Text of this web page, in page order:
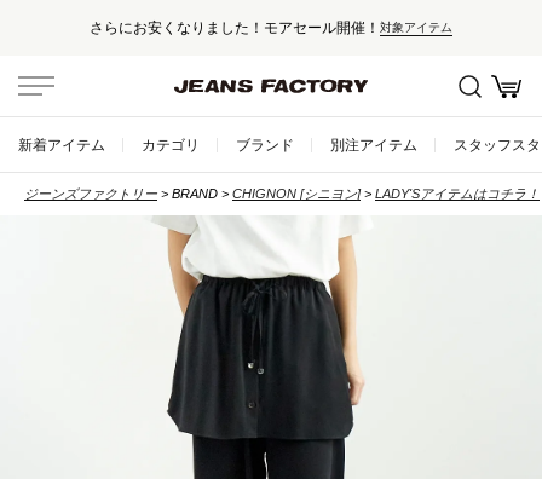
さらにお安くなりました！モアセール開催！ 対象アイテム
新着アイテム カテゴリ ブランド 別注アイテム スタッフス
ジーンズファクトリー BRAND CHIGNON [シニヨン] LADY'Sアイテムはコチラ！